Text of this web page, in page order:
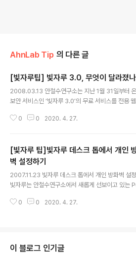
AhnLab Tip 의 다른 글
[빛자루팁] 빛자루 3.0, 무엇이 달라졌
2008.03.13 안철수연구소는 지난 1월 31일부터
보안 서비스인 ‘빛자루 3.0’의 무료 서비스를 전용
루 3.0’이 여타 무료 백신들과 다른 확고한 차이는 바
응한 보안 기능을 ‘빛자루’ 서비스 하나로 통합했다는
연중 유사시 전국민적 동시다발적 피해를 가져올 수
신종 보안 공격 발생에 신속히 대응할 수 있는 24*7
대응 인프라에 의해 서비스된다는 점입니다. 기존의 '
루'와는 어떤 점이 다른지, 또한 다른 무료백신들과의
점은 무엇인지 지금부터 살펴보도록 하겠습니다. #1.
0 0 2020. 4. 27.
[빛자루 팁]빛자루 데스크 톱에서 개인
벽 설정하기
2007.11.23 빛자루 데스크 톱에서 개인 방화벽 설정
빛자루는 안철수연구소에서 새롭게 선보이고 있는
com)를 통해서 설치가 가능하며 보다 인터넷 사용자
공 받을 수 있다. 빛자루를 실행한 후 [파워 V3] – [파
3 설정]을 선택하면 다음과 같은 창이 실행되는데 하
0 0 2020. 4. 27.
이 블로그 인기글